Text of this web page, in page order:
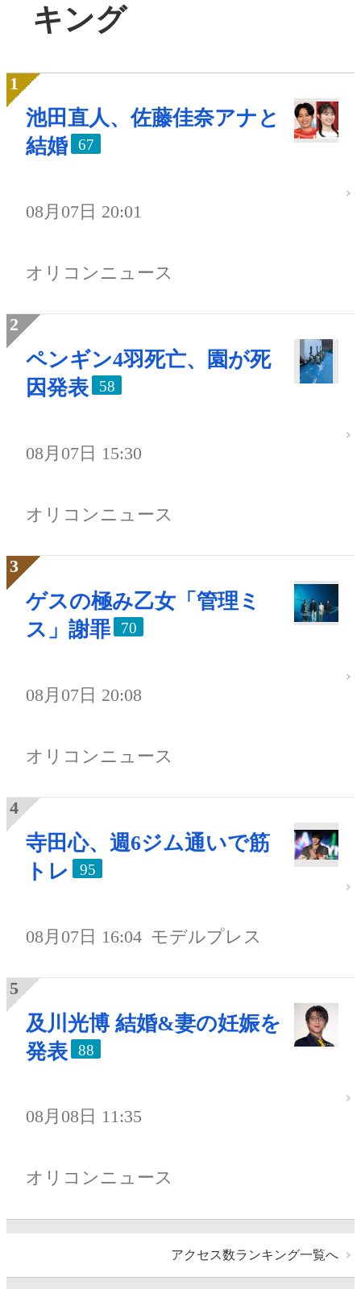
キング
池田直人、佐藤佳奈アナと
結婚
67
08月07日 20:01
オリコンニュース
ペンギン4羽死亡、園が死
因発表
58
08月07日 15:30
オリコンニュース
ゲスの極み乙女「管理ミ
ス」謝罪
70
08月07日 20:08
オリコンニュース
寺田心、週6ジム通いで筋
トレ
95
08月07日 16:04 モデルプレス
及川光博 結婚&妻の妊娠を
発表
88
08月08日 11:35
オリコンニュース
アクセス数ランキング一覧へ